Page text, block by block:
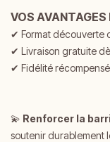
VOS
✔ Format découverte
✔ Livraison gratuite
✔ Fidélité
💫 Renforcer la
soutenir durablement